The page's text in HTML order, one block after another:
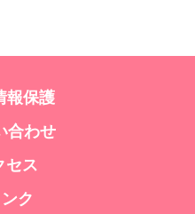
報保護
合わせ
セス
ンク